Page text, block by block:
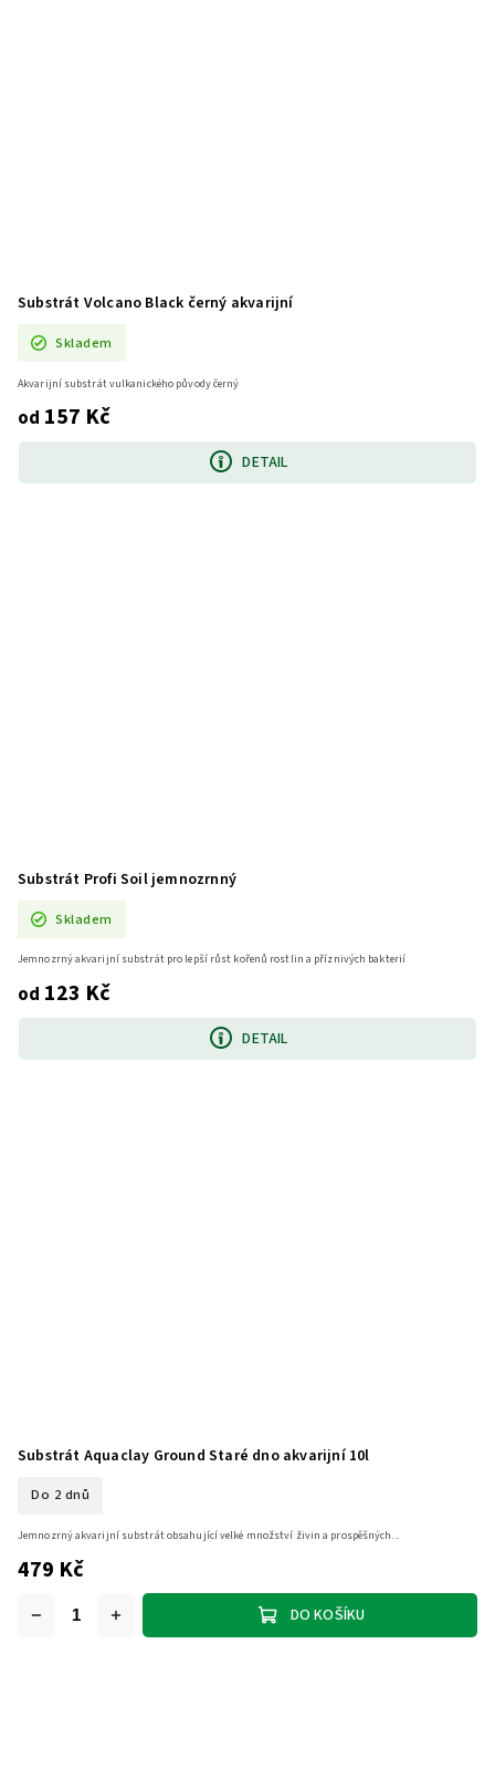
Substrát Volcano Black černý akvarijní
Skladem
od 157 Kč
DETAIL
Akvarijní substrát vulkanického původy černý
Substrát Profi Soil jemnozrnný
Skladem
od 123 Kč
DETAIL
Jemnozrný akvarijní substrát pro lepší růst kořenů rostlin a příznivých bakterií
Substrát Aquaclay Ground Staré dno akvarijní 10l
Do 2 dnů
479 Kč
DO KOŠÍKU
Jemnozrný akvarijní substrát obsahující velké množství živin a prospěšných...